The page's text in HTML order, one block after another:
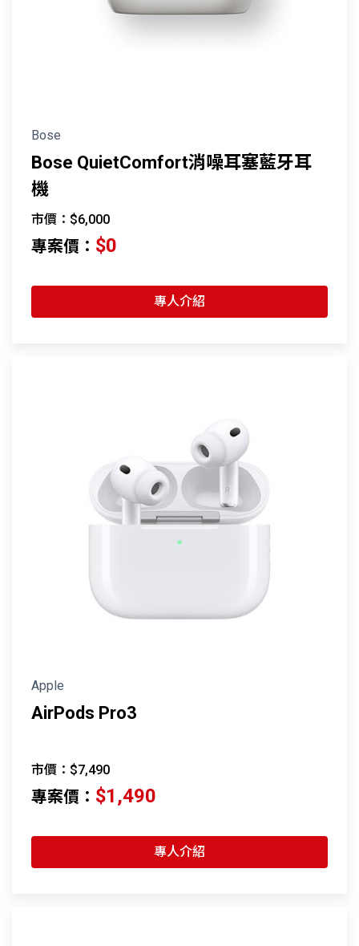
Bose
Bose QuietComfort消噪耳塞藍牙耳
機
市價：$6,000
專案價： $0
專人介紹
Apple
AirPods Pro3
市價：$7,490
專案價： $1,490
專人介紹